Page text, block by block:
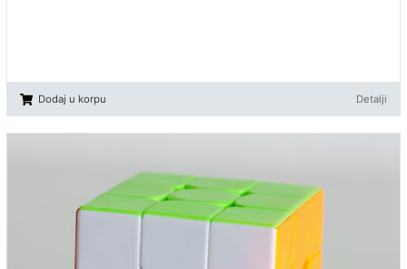
Dodaj u korpu Detalji